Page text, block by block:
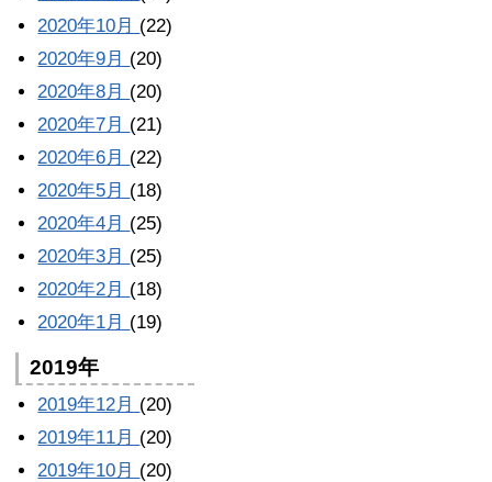
2020年10月 (22)
2020年9月 (20)
2020年8月 (20)
2020年7月 (21)
2020年6月 (22)
2020年5月 (18)
2020年4月 (25)
2020年3月 (25)
2020年2月 (18)
2020年1月 (19)
2019年
2019年12月 (20)
2019年11月 (20)
2019年10月 (20)